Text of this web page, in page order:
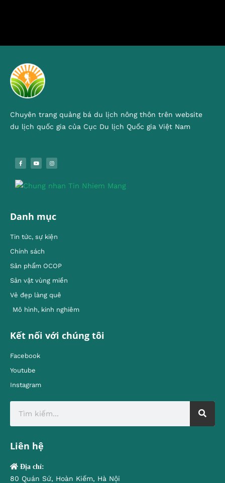
Chuyên trang quảng bá du lịch nông thôn trên website
du lịch quốc gia của Cục Du lịch Quốc gia Việt Nam
Danh mục
Tin tức, sự kiện
Chính sách
Sản phẩm OCOP
Sản vật vùng miền
Vẻ đẹp làng quê
Mô hình, kinh nghiêm
Kết nối với chúng tôi
Facebook
Youtube
Instagram
Liên hệ
Địa chỉ:
80 Quán Sứ, Hoàn Kiếm, Hà Nội